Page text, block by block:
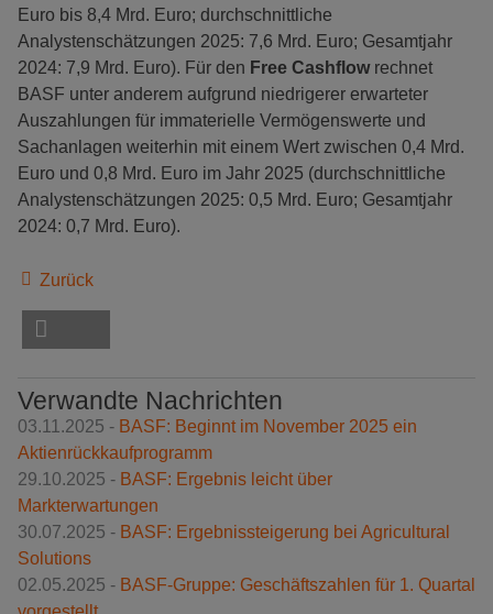
Euro bis 8,4 Mrd. Euro; durchschnittliche
Analystenschätzungen 2025: 7,6 Mrd. Euro; Gesamtjahr
2024: 7,9 Mrd. Euro). Für den Free Cashflowrechnet
BASF unter anderem aufgrund niedrigerer erwarteter
Auszahlungen für immaterielle Vermögenswerte und
Sachanlagen weiterhin mit einem Wert zwischen 0,4 Mrd.
Euro und 0,8 Mrd. Euro im Jahr 2025 (durchschnittliche
Analystenschätzungen 2025: 0,5 Mrd. Euro; Gesamtjahr
2024: 0,7 Mrd. Euro).
Zurück
Verwandte Nachrichten
03.11.2025 - BASF: Beginnt im November 2025 ein
Aktienrückkaufprogramm
29.10.2025 - BASF: Ergebnis leicht über
Markterwartungen
30.07.2025 - BASF: Ergebnissteigerung bei Agricultural
Solutions
02.05.2025 - BASF-Gruppe: Geschäftszahlen für 1. Quartal